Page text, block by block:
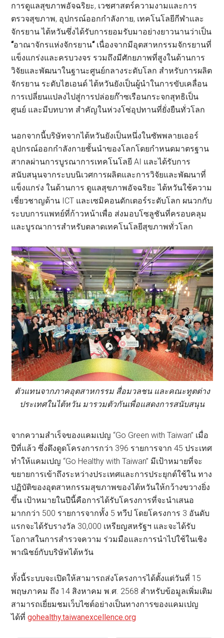
การดูแลสุขภาพอัจฉริยะ, เวชศาสตร์ความงามและการ
ตรวจสุขภาพ, อุปกรณ์ออกกำลังกาย, เทคโนโลยีกีฬาและ
จักรยาน ไต้หวันซึ่งได้รับการยอมรับมาอย่างยาวนานว่าเป็น
“อาณาจักรแห่งจักรยาน“ เนื่องจากมีอุตสาหกรรมจักรยานที่
แข็งแกร่งและครบวงจร รวมถึงมีศักยภาพที่สูงในด้านการ
วิจัยและพัฒนาในฐานะศูนย์กลางระดับโลก สำหรับการผลิต
จักรยาน ระดับไฮเอนด์ ไต้หวันยังเป็นผู้นำในการขับเคลื่อน
การเปลี่ยนแปลงไปสู่การปล่อยก๊าซเรือนกระจกสุทธิเป็น
ศูนย์ และมีบทบาท สำคัญในห่วงโซ่อุปทานที่ยั่งยืนทั่วโลก
นอกจากนี้บริษัทจากไต้หวันยังเป็นหนึ่งในซัพพลายเออร์
อุปกรณ์ออกกำลังกายชั้นนำของโลกโดยกำหนดมาตรฐาน
สากลผ่านการบูรณาการเทคโนโลยี AI และได้รับการ
สนับสนุนจากระบบนิเวศการผลิตและการวิจัยและพัฒนาที่
แข็งแกร่ง ในด้านการ ดูแลสุขภาพอัจฉริยะ ไต้หวันใช้ความ
เชี่ยวชาญด้าน ICT และเซมิคอนดักเตอร์ระดับโลก ผนวกกับ
ระบบการแพทย์ที่ก้าวหน้าเพื่อ ส่งมอบโซลูชันที่ครอบคลุม
และบูรณาการสำหรับตลาดเทคโนโลยีสุขภาพทั่วโลก
ตัวแทนจากภาคอุตสาหกรรม สื่อมวลชน และคณะทูตต่าง
ประเทศในไต้หวัน มารวมตัวกันเพื่อแสดงการสนับสนุน
จากความสำเร็จของแคมเปญ “Go Green with Taiwan” เมื่อ
ปีที่แล้ว ซึ่งดึงดูดโครงการกว่า 396 รายการจาก 45 ประเทศ
ทำให้แคมเปญ “Go Healthy with Taiwan” มีเป้าหมายที่จะ
ขยายการเข้าถึงระหว่างประเทศและการประยุกต์ใช้ใน ทาง
ปฏิบัติของอุตสาหกรรมสุขภาพของไต้หวันให้กว้างขวางยิ่ง
ขึ้น เป้าหมายในปีนี้คือการได้รับโครงการที่จะนำเสนอ
มากกว่า 500 รายการจากทั้ง 5 ทวีป โดยโครงการ 3 อันดับ
แรกจะได้รับรางวัล 30,000 เหรียญสหรัฐฯ และจะได้รับ
โอกาสในการสำรวจความ ร่วมมือและการนำไปใช้ในเชิง
พาณิชย์กับบริษัทไต้หวัน
ทั้งนี้ระบบจะเปิดให้สามารถส่งโครงการได้ตั้งแต่วันที่ 15
พฤษภาคม ถึง 14 สิงหาคม พ.ศ. 2568 สำหรับข้อมูลเพิ่มเติม
สามารถเยี่ยมชมเว็บไซต์อย่างเป็นทางการของแคมเปญ
ได้ที่gohealthy.taiwanexcellence.org